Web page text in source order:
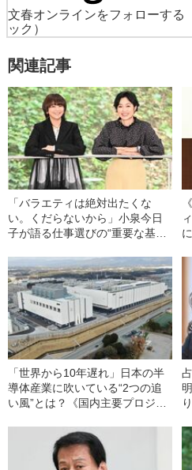
文春オンラインをフォローする
ック）
関連記事
「バラエティは絶対出たくな
い。くだらないから」小泉今日
子が語る仕事選びの“重要な基
「世界から10年遅れ」日本の半
導体産業に吹いている“2つの追
い風”とは？《国内主要プロジェ